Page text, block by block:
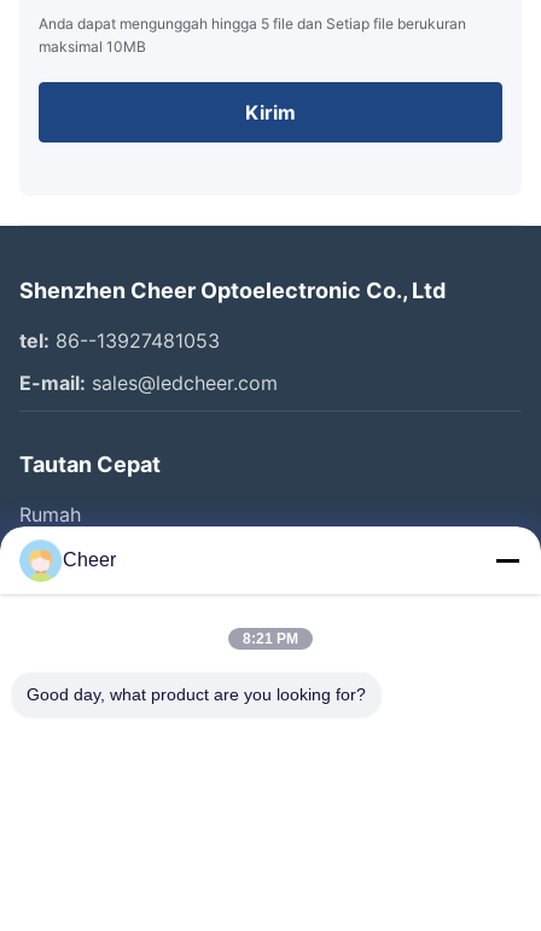
Anda dapat mengunggah hingga 5 file dan Setiap file berukuran
maksimal 10MB
Kirim
Shenzhen Cheer Optoelectronic Co., Ltd
tel: 86--13927481053
E-mail: sales@ledcheer.com
Tautan Cepat
Rumah
Produk
Tentang Kita
Kontrol Kualitas
Cheer
8:21 PM
Good day, what product are you looking for?